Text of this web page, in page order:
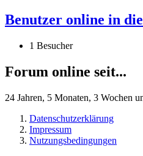
Benutzer online in
1 Besucher
Forum online seit...
24 Jahren, 5 Monaten, 3 Wochen
Datenschutzerklärung
Impressum
Nutzungsbedingungen